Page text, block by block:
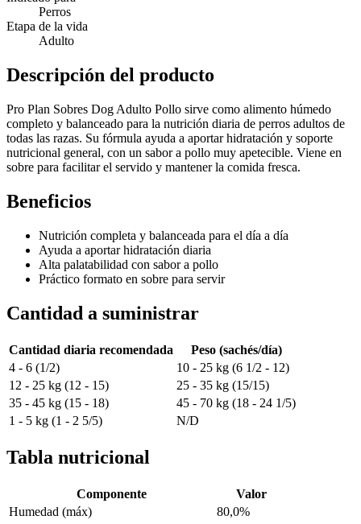
Perros
Etapa de la vida
Adulto
Descripción del producto
Pro Plan Sobres Dog Adulto Pollo sirve como alimento húmedo
completo y balanceado para la nutrición diaria de perros adultos de
todas las razas. Su fórmula ayuda a aportar hidratación y soporte
nutricional general, con un sabor a pollo muy apetecible. Viene en
sobre para facilitar el servido y mantener la comida fresca.
Beneficios
Nutrición completa y balanceada para el día a día
Ayuda a aportar hidratación diaria
Alta palatabilidad con sabor a pollo
Práctico formato en sobre para servir
Cantidad a suministrar
Cantidad diaria recomendada
Peso (sachés/día)
4 - 6 (1/2)
10 - 25 kg (6 1/2 - 12)
12 - 25 kg (12 - 15)
25 - 35 kg (15/15)
35 - 45 kg (15 - 18)
45 - 70 kg (18 - 24 1/5)
1 - 5 kg (1 - 2 5/5)
N/D
Tabla nutricional
Componente
Valor
Humedad (máx)
80,0%